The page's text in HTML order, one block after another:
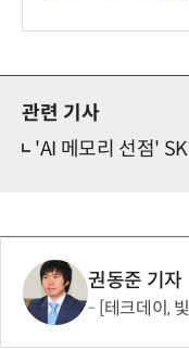
관련 기사
'AI 메모리 선점' SK
권동준 기자
[테크데이, 빛으로 通한